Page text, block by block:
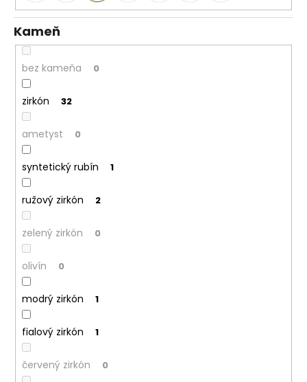
Kameň
bez kameňa 0
zirkón 32
ametyst 0
syntetický rubín 1
ružový zirkón 2
zelený zirkón 0
olivín 0
modrý zirkón 1
fialový zirkón 1
červený zirkón 0